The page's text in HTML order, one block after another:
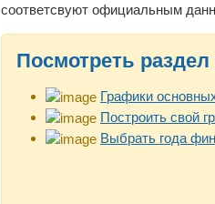
соответсвуют официальным
Посмотреть
Графики
Построить свой
Выбрать года